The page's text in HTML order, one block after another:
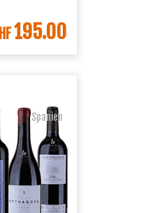
WARENKORB
195.00
Spanien